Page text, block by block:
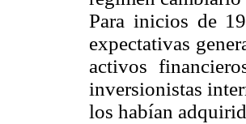
Para inicios de
expectativas
activos
inversionistas
los habían